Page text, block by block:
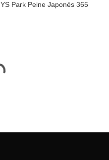
YS Park Peine Japonés 365